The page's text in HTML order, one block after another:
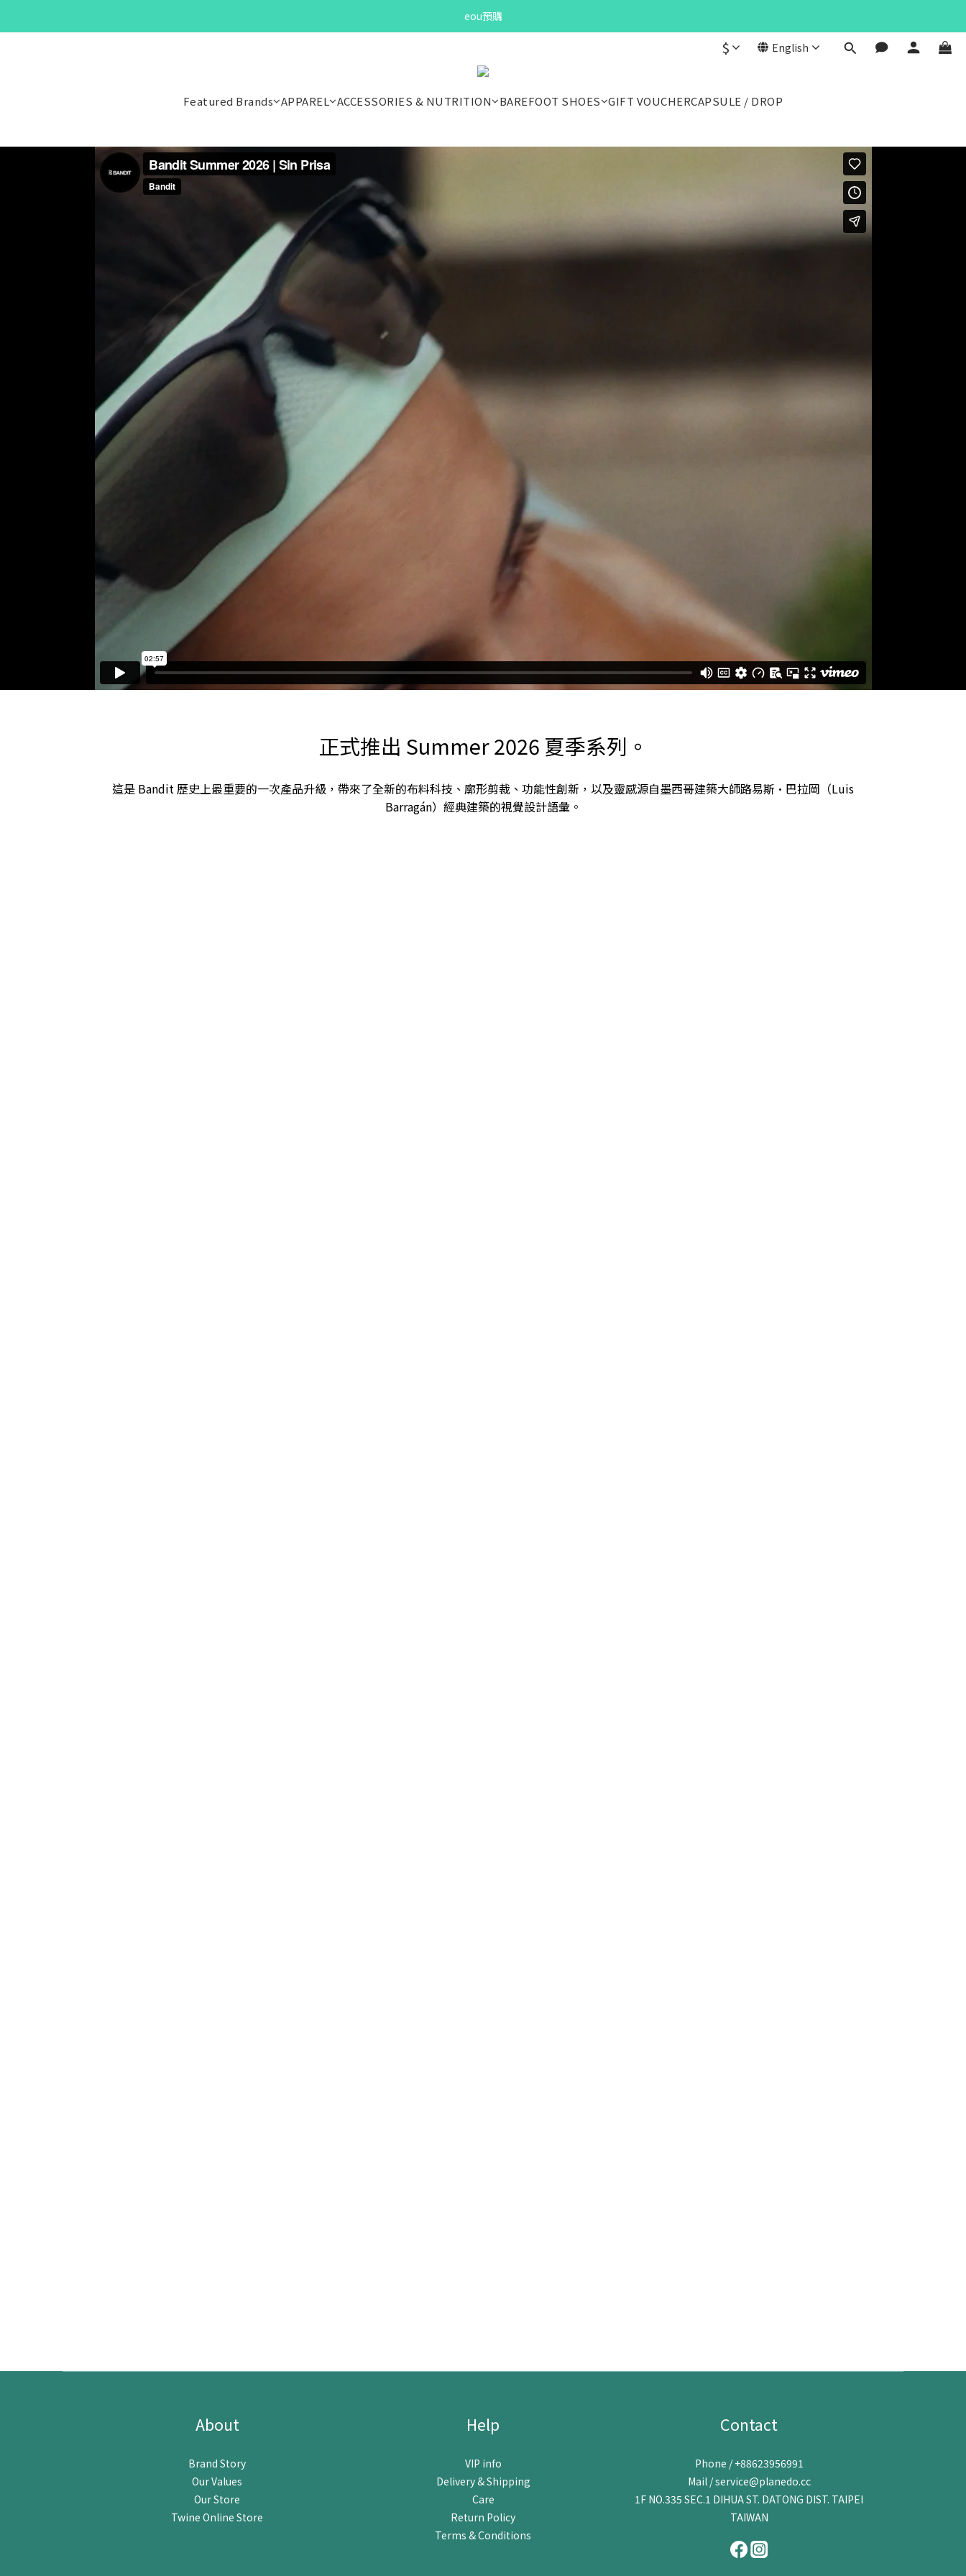
Bandit Summer
eou預購
$ English
Featured Brands APPAREL ACCESSORIES & NUTRITION BAREFOOT SHOES GIFT VOUCHERCAPSULE / DROP
正式推出 Summer 2026 夏季系列。
這是 Bandit 歷史上最重要的一次產品升級，帶來了全新的布料科技、廓形剪裁、功能性創新，以及靈感源自墨西哥建築大師路易斯·巴拉岡（Luis
Barragán）經典建築的視覺設計語彙。
About
Brand Story
Our Values
Our Store
Twine Online Store
Help
VIP info
Delivery & Shipping
Care
Return Policy
Terms & Conditions
Contact
Phone / +88623956991
Mail / service@planedo.cc
1F NO.335 SEC.1 DIHUA ST. DATONG DIST. TAIPEI
TAIWAN